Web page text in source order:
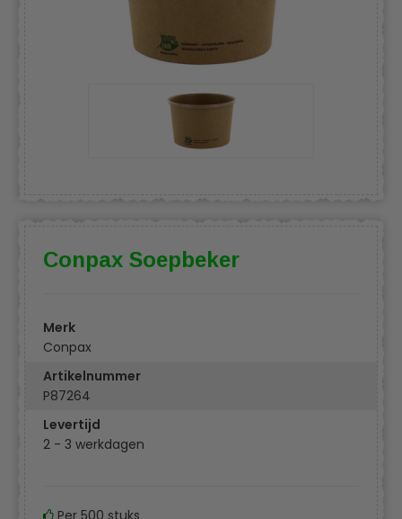
Conpax Soepbeker
Merk
Conpax
Artikelnummer
P87264
Levertijd
2 - 3 werkdagen
Per 500 stuks